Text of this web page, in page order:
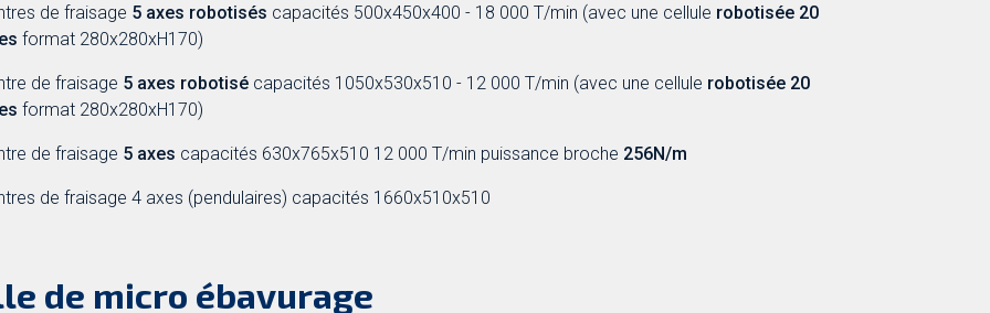
de fraisage 5 axes robotisés capacités 500x450x400 - 18 000 T/min (avec une cellule robotisée 20
format 280x280xH170)
de fraisage 5 axes robotisé capacités 1050x530x510 - 12 000 T/min (avec une cellule robotisée 20
format 280x280xH170)
de fraisage 5 axes capacités 630x765x510 12 000 T/min puissance broche 256N/m
de fraisage 4 axes (pendulaires) capacités 1660x510x510
de micro ébavurage